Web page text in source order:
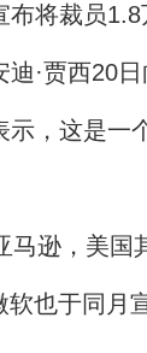
将裁员1.8
贾西20日
示，这是一
，美国其
也于同月